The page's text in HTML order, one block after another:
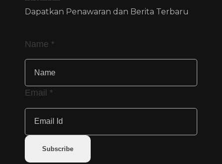
Dapatkan Penawaran dan Berita Terbaru
Name *
Email *
Subscribe